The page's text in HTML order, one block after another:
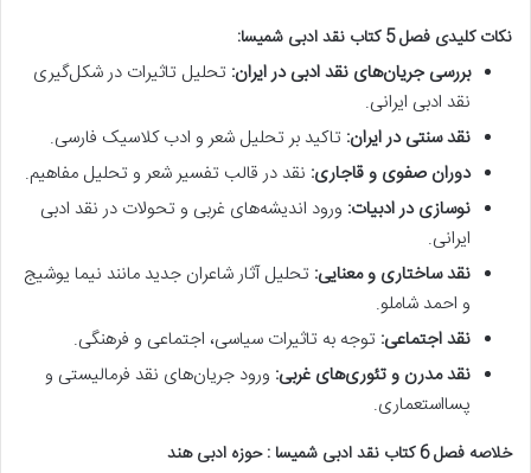
نکات کلیدی فصل 5 کتاب نقد ادبی شمیسا:
بررسی جریان‌های نقد ادبی در ایران: تحلیل تاثیرات در شکل‌گیری
نقد ادبی ایرانی.
نقد سنتی در ایران: تاکید بر تحلیل شعر و ادب کلاسیک فارسی.
دوران صفوی و قاجاری: نقد در قالب تفسیر شعر و تحلیل مفاهیم.
نوسازی در ادبیات: ورود اندیشه‌های غربی و تحولات در نقد ادبی
ایرانی.
نقد ساختاری و معنایی: تحلیل آثار شاعران جدید مانند نیما یوشیج
و احمد شاملو.
نقد اجتماعی: توجه به تاثیرات سیاسی، اجتماعی و فرهنگی.
نقد مدرن و تئوری‌های غربی: ورود جریان‌های نقد فرمالیستی و
پسااستعماری.
خلاصه فصل 6 کتاب نقد ادبی شمیسا : حوزه ادبی هند